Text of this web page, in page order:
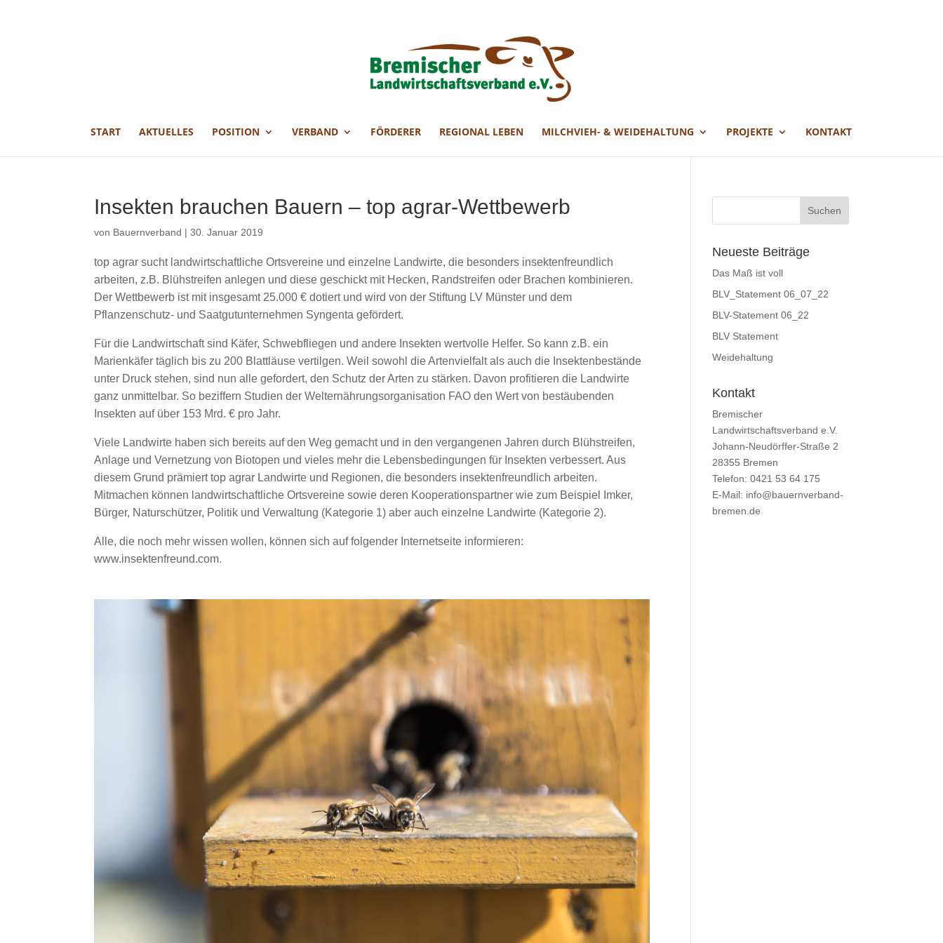
START AKTUELLES POSITION VERBAND FÖRDERER REGIONAL LEBEN MILCHVIEH- & WEIDEHALTUNG PROJEKTE KONTAKT
Insekten brauchen Bauern – top agrar-Wettbewerb
von Bauernverband |30. Januar 2019
top agrar sucht landwirtschaftliche Ortsvereine und einzelne Landwirte, die besonders insektenfreundlich
arbeiten, z.B. Blühstreifen anlegen und diese geschickt mit Hecken, Randstreifen oder Brachen kombinieren.
Der Wettbewerb ist mit insgesamt 25.000 € dotiert und wird von der Stiftung LV Münster und dem
Pflanzenschutz- und Saatgutunternehmen Syngenta gefördert.
Für die Landwirtschaft sind Käfer, Schwebfliegen und andere Insekten wertvolle Helfer. So kann z.B. ein
Marienkäfer täglich bis zu 200 Blattläuse vertilgen. Weil sowohl die Artenvielfalt als auch die Insektenbestände
unter Druck stehen, sind nun alle gefordert, den Schutz der Arten zu stärken. Davon profitieren die Landwirte
ganz unmittelbar. So beziffern Studien der Welternährungsorganisation FAO den Wert von bestäubenden
Insekten auf über 153 Mrd. € pro Jahr.
Viele Landwirte haben sich bereits auf den Weg gemacht und in den vergangenen Jahren durch Blühstreifen,
Anlage und Vernetzung von Biotopen und vieles mehr die Lebensbedingungen für Insekten verbessert. Aus
diesem Grund prämiert top agrar Landwirte und Regionen, die besonders insektenfreundlich arbeiten.
Mitmachen können landwirtschaftliche Ortsvereine sowie deren Kooperationspartner wie zum Beispiel Imker,
Bürger, Naturschützer, Politik und Verwaltung (Kategorie 1) aber auch einzelne Landwirte (Kategorie 2).
Alle, die noch mehr wissen wollen, können sich auf folgender Internetseite informieren:
www.insektenfreund.com.
Neueste Beiträge
Das Maß ist voll
BLV_Statement 06_07_22
BLV-Statement 06_22
BLV Statement
Weidehaltung
Kontakt
Bremischer
Landwirtschaftsverband e.V.
Johann-Neudörffer-Straße 2
28355 Bremen
Telefon: 0421 53 64 175
E-Mail: info@bauernverband-
bremen.de